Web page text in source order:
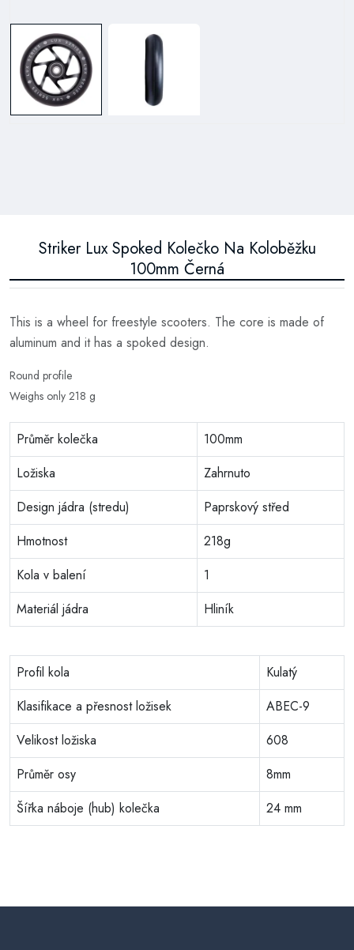
Striker Lux Spoked Kolečko Na Koloběžku
100mm Černá
This is a wheel for freestyle scooters. The core is made of
aluminum and it has a spoked design.
Round profile
Weighs only 218 g
Průměr kolečka
100mm
Ložiska
Zahrnuto
Design jádra (stredu)
Paprskový střed
Hmotnost
218g
Kola v balení
1
Materiál jádra
Hliník
Profil kola
Kulatý
Klasifikace a přesnost ložisek
ABEC-9
Velikost ložiska
608
Průměr osy
8mm
Šířka náboje (hub) kolečka
24 mm